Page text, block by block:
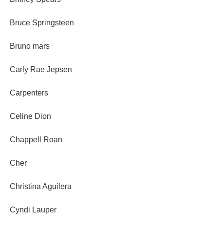
Bruce Springsteen
Bruno mars
Carly Rae Jepsen
Carpenters
Celine Dion
Chappell Roan
Cher
Christina Aguilera
Cyndi Lauper